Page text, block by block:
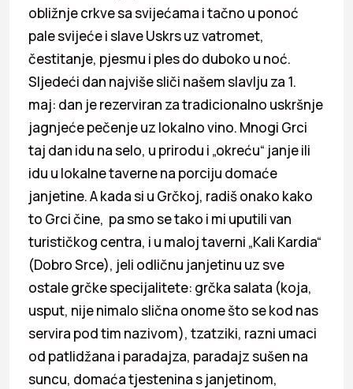
obližnje crkve sa svijećama i tačno u ponoć
pale svijeće i slave Uskrs uz vatromet,
čestitanje, pjesmu i ples do duboko u noć.
Sljedeći dan najviše sliči našem slavlju za 1.
maj: dan je rezerviran za tradicionalno uskršnje
jagnjeće pečenje uz lokalno vino. Mnogi Grci
taj dan idu na selo, u prirodu i „okreću“ janje ili
idu u lokalne taverne na porciju domaće
janjetine. A kada si u Grčkoj, radiš onako kako
to Grci čine, pa smo se tako i mi uputili van
turističkog centra, i u maloj taverni „Kali Kardia“
(Dobro Srce), jeli odličnu janjetinu uz sve
ostale grčke specijalitete: grčka salata (koja,
usput, nije nimalo slična onome što se kod nas
servira pod tim nazivom), tzatziki, razni umaci
od patlidžana i paradajza, paradajz sušen na
suncu, domaća tjestenina s janjetinom,